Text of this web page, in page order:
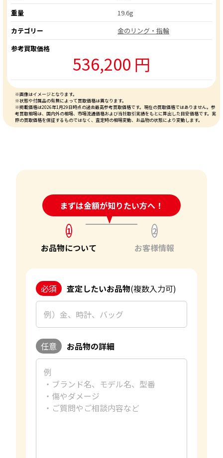
重量
19.6g
カテゴリー
金のリング・指輪
参考買取価格
536,200 円
※画像はイメージとなります。
※状態や付属品の有無によって買取価格は異なります。
※掲載価格は2026年1月29日時点の過去最高参考買取価格です。現在の買取価格ではありません。参
考買取相場は、国内外の相場、市場流通価格および当社取引実績をもとに算出した目安価格です。実
際の買取価格を保証するものではなく、査定時の相場変動、お品物の状態により変動します。
まずは金額が知りたい方へ！
24時間受付中!問い合わせフォーム
1
お品物について
2
お客様情報
必須 査定したいお品物(複数入力可)
任意 お品物の詳細